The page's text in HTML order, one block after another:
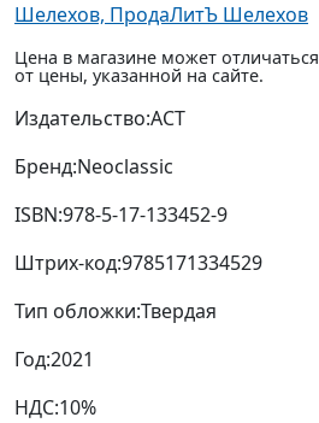
Шелехов, ПродаЛитЪ Шелехов
Цена в магазине может отличаться
от цены, указанной на сайте.
Издательство:АСТ
Бренд:Neoclassic
ISBN:978-5-17-133452-9
Штрих-код:9785171334529
Тип обложки:Твердая
Год:2021
НДС:10%